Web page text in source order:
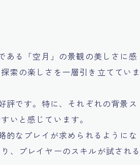
ある「空月」の景観の美しさに感
索の楽しさを一層引き立てていま
評です。特に、それぞれの背景ス
いと感じています。
的なプレイが求められるようにな
、プレイヤーのスキルが試される